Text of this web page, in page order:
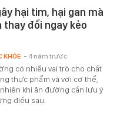
hại tim, hại gan mà
đổi ngay kẻo
có nhiều vai trò cho chất
thực phẩm và với cơ thể,
khi ăn đường cần lưu ý
điều sau.
KHỎE - 4 năm trước